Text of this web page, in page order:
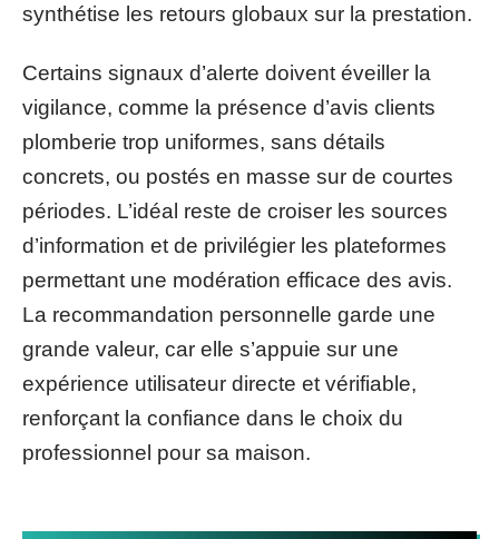
synthétise les retours globaux sur la prestation.
Certains signaux d’alerte doivent éveiller la
vigilance, comme la présence d’avis clients
plomberie trop uniformes, sans détails
concrets, ou postés en masse sur de courtes
périodes. L’idéal reste de croiser les sources
d’information et de privilégier les plateformes
permettant une modération efficace des avis.
La recommandation personnelle garde une
grande valeur, car elle s’appuie sur une
expérience utilisateur directe et vérifiable,
renforçant la confiance dans le choix du
professionnel pour sa maison.